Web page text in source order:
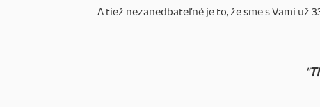
A tiež nezanedbateľné je to, že sme s Vami už
"